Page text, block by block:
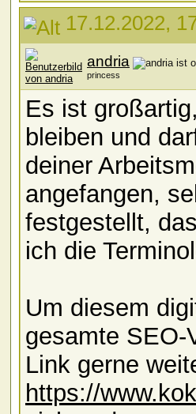
17.12.2022,
andria
princess
Es ist
bleiben und
deiner
angefangen,
festgestellt,
ich die
Um diesem
gesamte SEO-
Link gerne
https://